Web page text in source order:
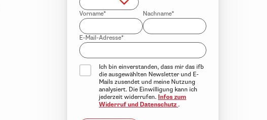
Vorname* Nachname*
E-Mail-Adresse*
Ich bin einverstanden, dass mir das ifb
die ausgewählten Newsletter und E-
Mails zusendet und meine Nutzung
analysiert. Die Einwilligung kann ich
jederzeit widerrufen. Infos zum
Widerruf und Datenschutz .